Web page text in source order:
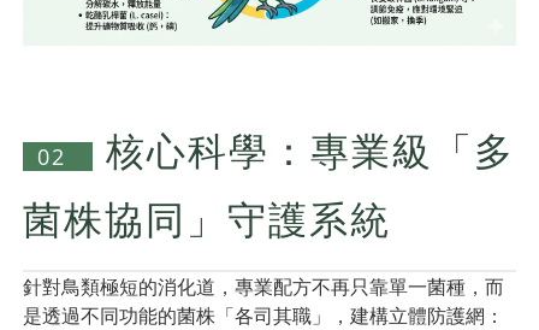
02
核心科學：專業級「多
菌株協同」守護系統
針對鳥類極短的消化道，專業配方不再只靠單一菌種，而
是透過不同功能的菌株「各司其職」，建構立體防護網：